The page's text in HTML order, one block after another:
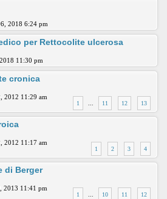
2018 6:24 pm
per Rettocolite ulcerosa
11:30 pm
cronica
1 ... 11 12 13
2012 11:29 am
1 2 3 4
2012 11:17 am
di Berger
1 ... 10 11 12
2013 11:41 pm